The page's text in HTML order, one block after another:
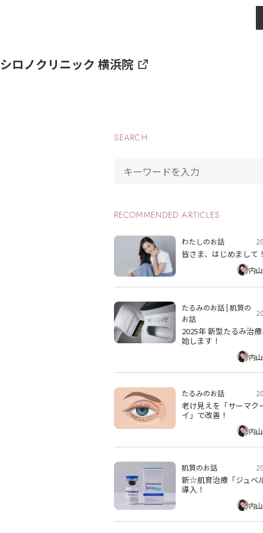
シロノクリニック 横浜院
SEARCH
RECOMMENDED ARTICLES
わたしのお話
皆さま、はじめまして！
内
たるみのお話| 肌質の
お話
2025年 新型たるみ治
始します！
内
たるみのお話
老け見えを「サーマク
イ」で改善！
内
肌質のお話
新☆肌育治療「ジュベ
導入！
内